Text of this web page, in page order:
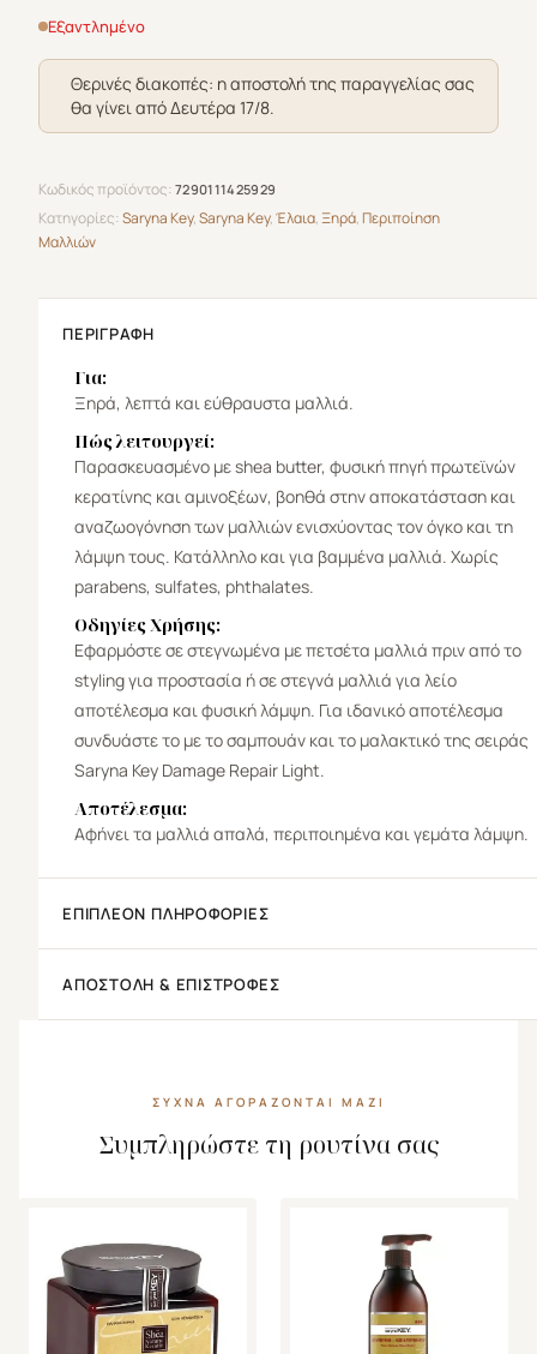
Εξαντλημένο
Θερινές διακοπές: η αποστολή της παραγγελίας σας
θα γίνει από Δευτέρα 17/8.
Κωδικός προϊόντος: 7290111425929
Κατηγορίες:Saryna Key,Saryna Key,Έλαια,Ξηρά,Περιποίηση
Μαλλιών
ΠΕΡΙΓΡΑΦΉ
Για:
Ξηρά, λεπτά και εύθραυστα μαλλιά.
Πώς λειτουργεί:
Παρασκευασμένο με shea butter, φυσική πηγή πρωτεϊνών
κερατίνης και αμινοξέων, βοηθά στην αποκατάσταση και
αναζωογόνηση των μαλλιών ενισχύοντας τον όγκο και τη
λάμψη τους. Κατάλληλο και για βαμμένα μαλλιά. Χωρίς
parabens, sulfates, phthalates.
Οδηγίες Χρήσης:
Εφαρμόστε σε στεγνωμένα με πετσέτα μαλλιά πριν από το
styling για προστασία ή σε στεγνά μαλλιά για λείο
αποτέλεσμα και φυσική λάμψη. Για ιδανικό αποτέλεσμα
συνδυάστε το με το σαμπουάν και το μαλακτικό της σειράς
Saryna Key Damage Repair Light.
Αποτέλεσμα:
Αφήνει τα μαλλιά απαλά, περιποιημένα και γεμάτα λάμψη.
ΕΠΙΠΛΈΟΝ ΠΛΗΡΟΦΟΡΊΕΣ
ΑΠΟΣΤΟΛΉ & ΕΠΙΣΤΡΟΦΈΣ
ΣΥΧΝΆ ΑΓΟΡΆΖΟΝΤΑΙ ΜΑΖΊ
Συμπληρώστε τη ρουτίνα σας